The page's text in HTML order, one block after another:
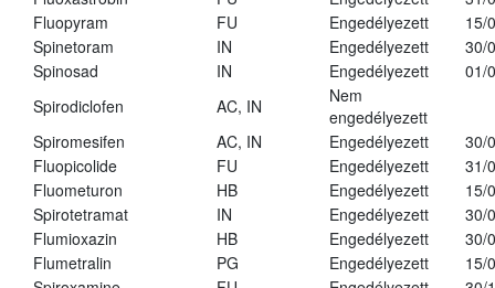
Fluopyram
FU Engedélyezett
15/
Spinetoram
IN Engedélyezett
30/
Spinosad
IN Engedélyezett
01/
Spirodiclofen
AC, IN
Nem
engedélyezett
Spiromesifen
AC, IN Engedélyezett
30/
Fluopicolide
FU Engedélyezett
31/
Fluometuron
HB Engedélyezett
15/
Spirotetramat
IN Engedélyezett
30/
Flumioxazin
HB Engedélyezett
30/
Flumetralin
PG Engedélyezett
15/